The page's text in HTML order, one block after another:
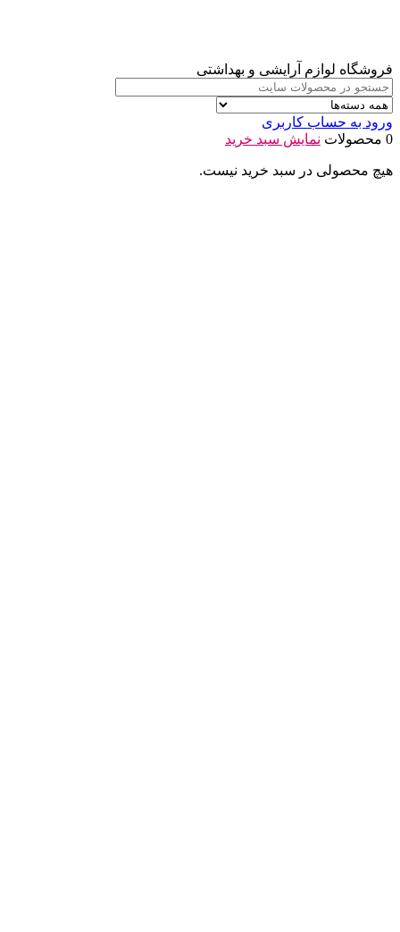
فروشگاه لوازم آرایشی و بهداشتی
ورود به حساب کاربری
0 محصولات
نمایش سبد خرید
هیچ محصولی در سبد خرید نیست.